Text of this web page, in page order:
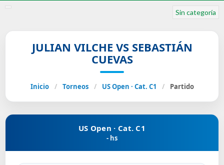
Sin categoría
JULIAN VILCHE VS SEBASTIÁN
CUEVAS
Inicio / Torneos / US Open · Cat. C1 / Partido
US Open · Cat. C1
- hs